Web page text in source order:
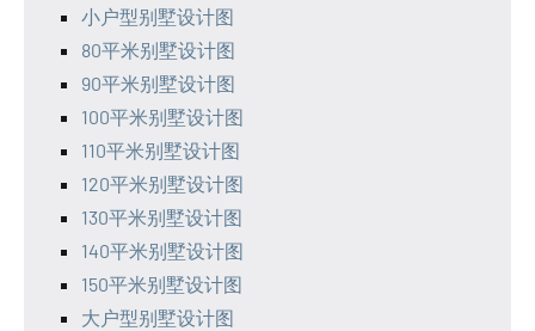
小户型别墅设计图
80平米别墅设计图
90平米别墅设计图
100平米别墅设计图
110平米别墅设计图
120平米别墅设计图
130平米别墅设计图
140平米别墅设计图
150平米别墅设计图
大户型别墅设计图